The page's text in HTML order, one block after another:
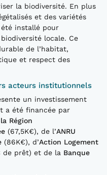
la biodiversité. En plus
et des variétés
été installé pour
locale. Ce
de l’habitat,
et respect des
acteurs institutionnels
un investissement
a été financée par
la Région
(67,5K€), de l’ANRU
(86K€), d’Action Logement
de prêt) et de la Banque